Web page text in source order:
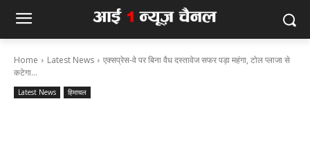
Home Latest News
एक्सप्रेस-वे पर बिना वैध दस्तावेज सफर पड़ा महंगा, टोल प्लाजा से
कटेगा...
Latest News हिमाचल